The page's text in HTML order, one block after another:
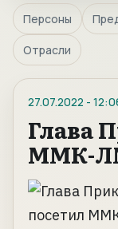
Персоны
Отрасли
27.07.2022 -
Глава
ММК-